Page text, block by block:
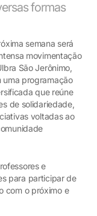
formas
semana será
movimentação
São Jerônimo,
uma programação
que reúne
de solidariedade,
voltadas ao
e
para participar de
com o próximo e